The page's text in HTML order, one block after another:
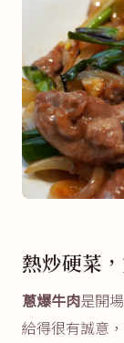
熱炒硬菜
蔥爆牛肉是開
給得很有誠意